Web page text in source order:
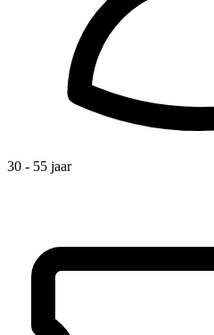
30 - 55 jaar